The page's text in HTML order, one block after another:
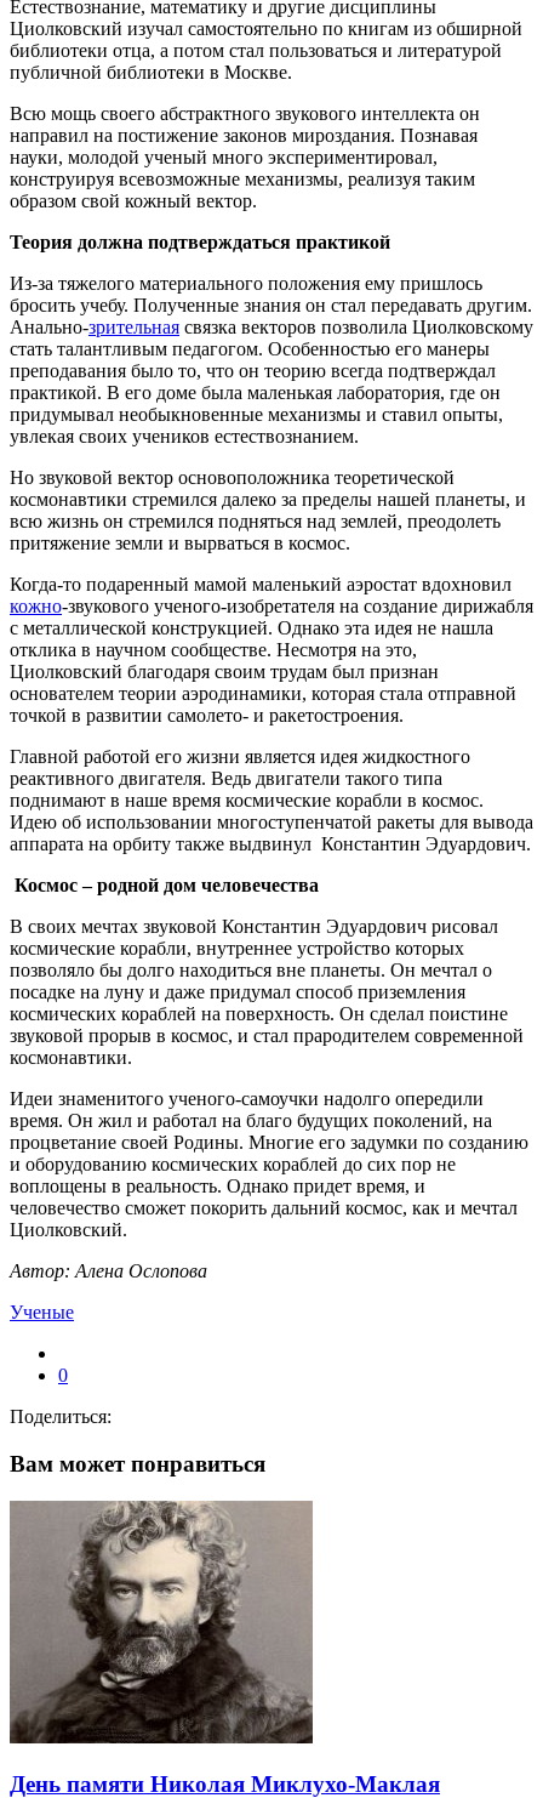
Естествознание, математику и другие дисциплины
Циолковский изучал самостоятельно по книгам из обширной
библиотеки отца, а потом стал пользоваться и литературой
публичной библиотеки в Москве.
Всю мощь своего абстрактного звукового интеллекта он
направил на постижение законов мироздания. Познавая
науки, молодой ученый много экспериментировал,
конструируя всевозможные механизмы, реализуя таким
образом свой кожный вектор.
Теория должна подтверждаться практикой
Из-за тяжелого материального положения ему пришлось
бросить учебу. Полученные знания он стал передавать другим.
Анально-зрительная связка векторов позволила Циолковскому
стать талантливым педагогом. Особенностью его манеры
преподавания было то, что он теорию всегда подтверждал
практикой. В его доме была маленькая лаборатория, где он
придумывал необыкновенные механизмы и ставил опыты,
увлекая своих учеников естествознанием.
Но звуковой вектор основоположника теоретической
космонавтики стремился далеко за пределы нашей планеты, и
всю жизнь он стремился подняться над землей, преодолеть
притяжение земли и вырваться в космос.
Когда-то подаренный мамой маленький аэростат вдохновил
кожно-звукового ученого-изобретателя на создание дирижабля
с металлической конструкцией. Однако эта идея не нашла
отклика в научном сообществе. Несмотря на это,
Циолковский благодаря своим трудам был признан
основателем теории аэродинамики, которая стала отправной
точкой в развитии самолето- и ракетостроения.
Главной работой его жизни является идея жидкостного
реактивного двигателя. Ведь двигатели такого типа
поднимают в наше время космические корабли в космос.
Идею об использовании многоступенчатой ракеты для вывода
аппарата на орбиту также выдвинул Константин Эдуардович.
Космос – родной дом человечества
В своих мечтах звуковой Константин Эдуардович рисовал
космические корабли, внутреннее устройство которых
позволяло бы долго находиться вне планеты. Он мечтал о
посадке на луну и даже придумал способ приземления
космических кораблей на поверхность. Он сделал поистине
звуковой прорыв в космос, и стал прародителем современной
космонавтики.
Идеи знаменитого ученого-самоучки надолго опередили
время. Он жил и работал на благо будущих поколений, на
процветание своей Родины. Многие его задумки по созданию
и оборудованию космических кораблей до сих пор не
воплощены в реальность. Однако придет время, и
человечество сможет покорить дальний космос, как и мечтал
Циолковский.
Автор: Алена Ослопова
Ученые
0
Поделиться:
Вам может понравиться
День памяти Николая Миклухо-Маклая